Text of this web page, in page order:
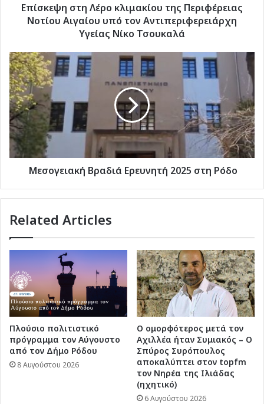
Αντιπεριφερειάρχη
Τσουκαλά
Επίσκεψη στη Λέρο κλιμακίου της Περιφέρειας
Νοτίου Αιγαίου υπό τον Αντιπεριφερειάρχη
Υγείας Νίκο Τσουκαλά
Μεσογειακή
Βραδιά
Ερευνητή
2025
στη
Ρόδο
Μεσογειακή Βραδιά Ερευνητή 2025 στη Ρόδο
Related Articles
Πλούσιο πολιτιστικό
πρόγραμμα τον Αύγουστο
από τον Δήμο Ρόδου
8 Αυγούστου 2026
Ο ομορφότερος μετά τον
Αχιλλέα ήταν Συμιακός – Ο
Σπύρος Συρόπουλος
αποκαλύπτει στον topfm
τον Νηρέα της Ιλιάδας
(ηχητικό)
6 Αυγούστου 2026